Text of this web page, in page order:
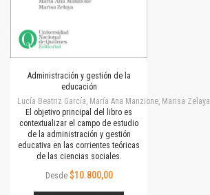
Administración y gestión de la
educación
Lucía Beatriz García, María Ana Manzione, Marisa Zelaya
El objetivo principal del libro es
contextualizar el campo de estudio
de la administración y gestión
educativa en las corrientes teóricas
de las ciencias sociales.
Desde $10.800,00